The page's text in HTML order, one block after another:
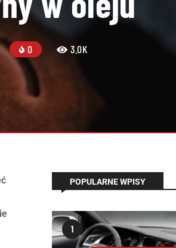
0 3.0K
POPULARNE WPISY
1